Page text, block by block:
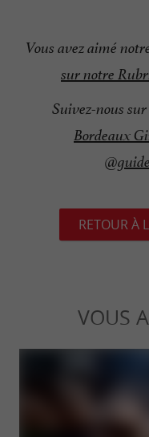
Vous avez aimé
sur notre
Suivez-nous sur
Bordeaux
RETOUR À
VOUS